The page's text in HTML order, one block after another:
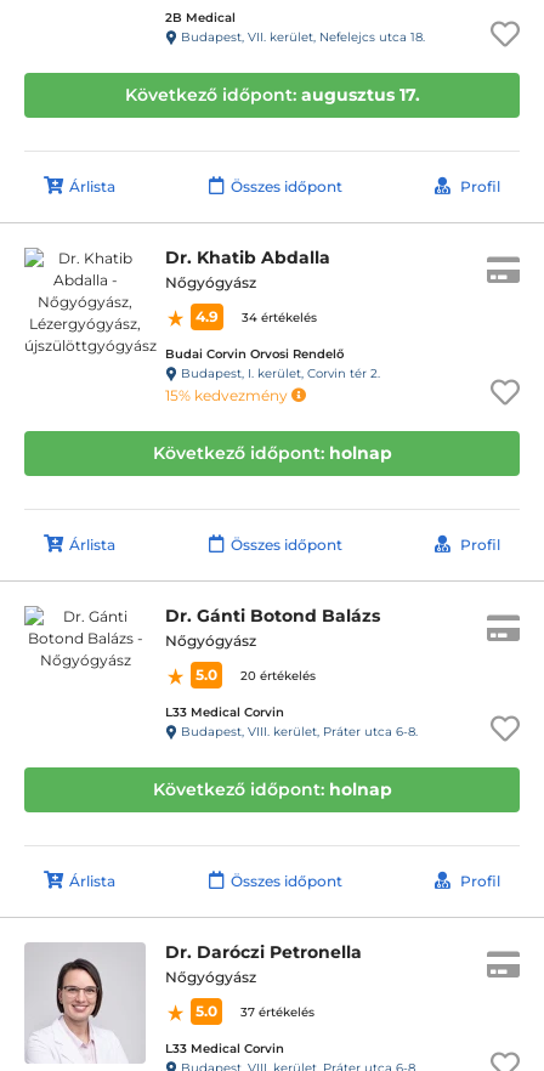
2B Medical
Budapest, VII. kerület, Nefelejcs utca 18.
Következő időpont: augusztus 17.
Árlista Összes időpont Profil
Dr. Khatib Abdalla
Nőgyógyász
4.9
34 értékelés
Budai Corvin Orvosi Rendelő
Budapest, I. kerület, Corvin tér 2.
15% kedvezmény
Következő időpont: holnap
Árlista Összes időpont Profil
Dr. Gánti Botond Balázs
Nőgyógyász
5.0
20 értékelés
L33 Medical Corvin
Budapest, VIII. kerület, Práter utca 6-8.
Következő időpont: holnap
Árlista Összes időpont Profil
Dr. Daróczi Petronella
Nőgyógyász
5.0
37 értékelés
L33 Medical Corvin
Budapest, VIII. kerület, Práter utca 6-8.